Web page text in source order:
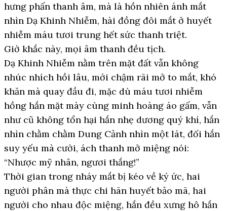
hưng phấn thanh âm, mà là hồn nhiên ánh mắt
nhìn Dạ Khinh Nhiễm, hài đồng đôi mắt ở huyết
nhiễm máu tươi trung hết sức thanh triệt.
Giờ khắc này, mọi âm thanh đều tịch.
Dạ Khinh Nhiễm nằm trên mặt đất vẫn không
nhúc nhích hồi lâu, mới chậm rãi mở to mắt, khó
khăn mà quay đầu đi, mặc dù máu tươi nhiễm
hồng hắn mặt mày cùng minh hoàng áo gấm, vẫn
như cũ không tổn hại hắn nhẹ dương quý khí, hắn
nhìn chằm chằm Dung Cảnh nhìn một lát, đối hắn
suy yếu mà cười, ách thanh mở miệng nói:
“Nhược mỹ nhân, ngươi thắng!”
Thời gian trong nháy mắt bị kéo về ký ức, hai
người phân mà thực chi hãn huyết bảo mã, hai
người cho nhau độc miệng, hắn đều xưng hô hắn